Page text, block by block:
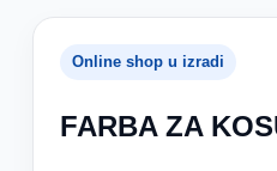
Online shop u izradi
FARBA ZA